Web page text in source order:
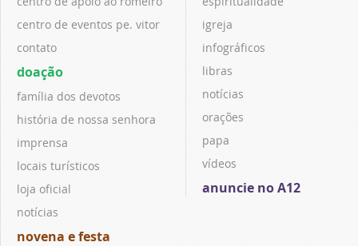
centro de eventos pe. vitor
contato
doação
família dos devotos
história de nossa senhora
imprensa
locais turísticos
loja oficial
notícias
novena e festa
igreja
infográficos
libras
notícias
orações
papa
vídeos
anuncie no A12